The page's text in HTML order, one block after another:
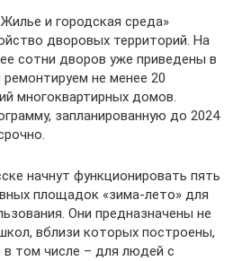
и городская среда»
дворовых территорий. На
сотни дворов уже приведены в
не менее 20
многоквартирных домов.
запланированную до 2024
начнут функционировать пять
площадок «зима-лето» для
Они предназначены не
вблизи которых построены,
в том числе – для людей с